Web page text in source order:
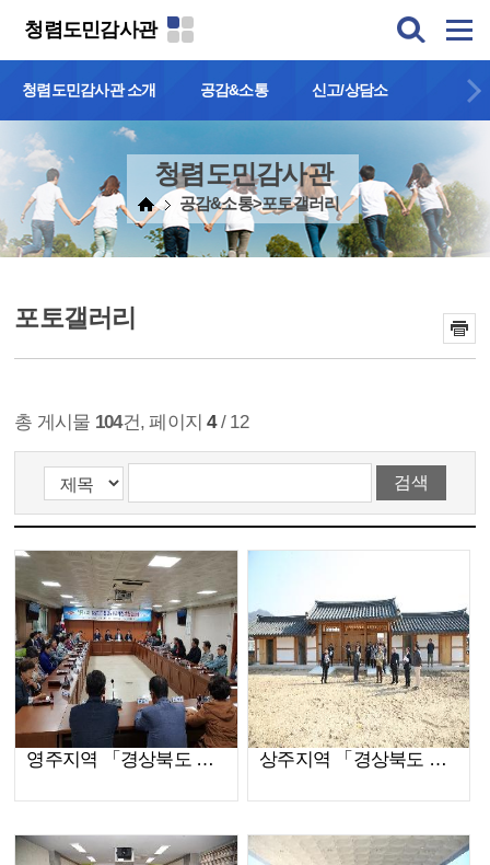
청렴도민감사관
청렴도민감사관 소개 공감&소통 신고/상담소
청렴도민감사관
공감&소통>포토갤러리
포토갤러리
총 게시물 104건, 페이지4/ 12
영주지역 「경상북도 청렴도민감사관」초청 간담회(2019.04.30) 상주지역 「경상북도 청렴도민감사관」초청 간담회(2019.03.26)